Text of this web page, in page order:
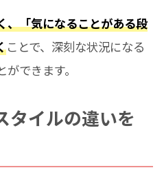
、「気になることがある段
ことで、深刻な状況になる
できます。
タイルの違いを